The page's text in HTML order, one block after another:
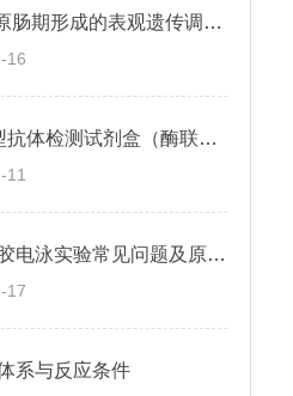
解析小鼠原肠期形成的表观遗传调控规律
16
口蹄疫O型抗体检测试剂盒（酶联免疫法）检测原理
11
PCR和凝胶电泳实验常见问题及原因分析
17
系与反应条件